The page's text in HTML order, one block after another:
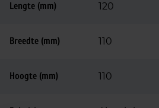
Lengte (mm) 120
Breedte (mm) 110
Hoogte (mm) 110